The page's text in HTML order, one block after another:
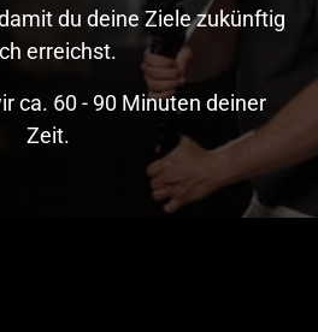
du deine Ziele zukünftig
erreichst.
ca. 60 - 90 Minuten deiner
Zeit.